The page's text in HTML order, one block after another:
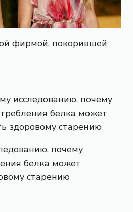
фирмой, покорившей
почему
белка может
старению